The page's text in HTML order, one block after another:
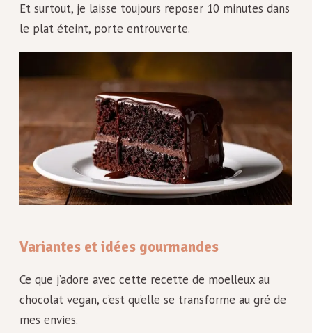
Et surtout, je laisse toujours reposer 10 minutes dans
le plat éteint, porte entrouverte.
Variantes et idées gourmandes
Ce que j’adore avec cette recette de moelleux au
chocolat vegan, c’est qu’elle se transforme au gré de
mes envies.